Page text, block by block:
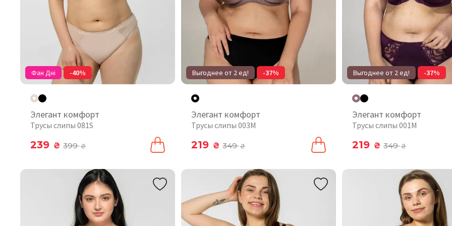
Фан Дні -40%
Элегант комфорт
Трусы слипы 081S
239 ₴ 399₴
Выгоднее от 2 ед! -37%
Элегант комфорт
Трусы слипы 003М
219 ₴ 349₴
Выгоднее от 2 ед! -37%
Элегант комфорт
Трусы слипы 001М
219 ₴ 349₴